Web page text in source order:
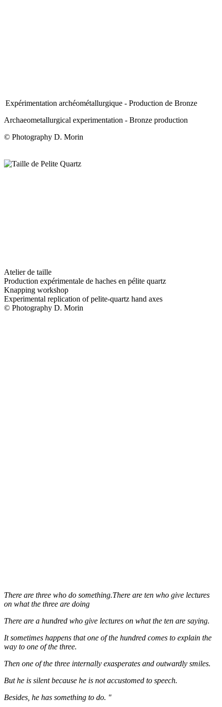
Expérimentation archéométallurgique - Production de Bronze
Archaeometallurgical experimentation - Bronze production
© Photography D. Morin
Atelier de taille
Production expérimentale de haches en pélite quartz
Knapping workshop
Experimental replication of pelite-quartz hand axes
© Photography D. Morin
There are three who do something.There are ten who give lectures
on what the three are doing
There are a hundred who give lectures on what the ten are saying.
It sometimes happens that one of the hundred comes to explain the
way to one of the three.
Then one of the three internally exasperates and outwardly smiles.
But he is silent because he is not accustomed to speech.
Besides, he has something to do. "